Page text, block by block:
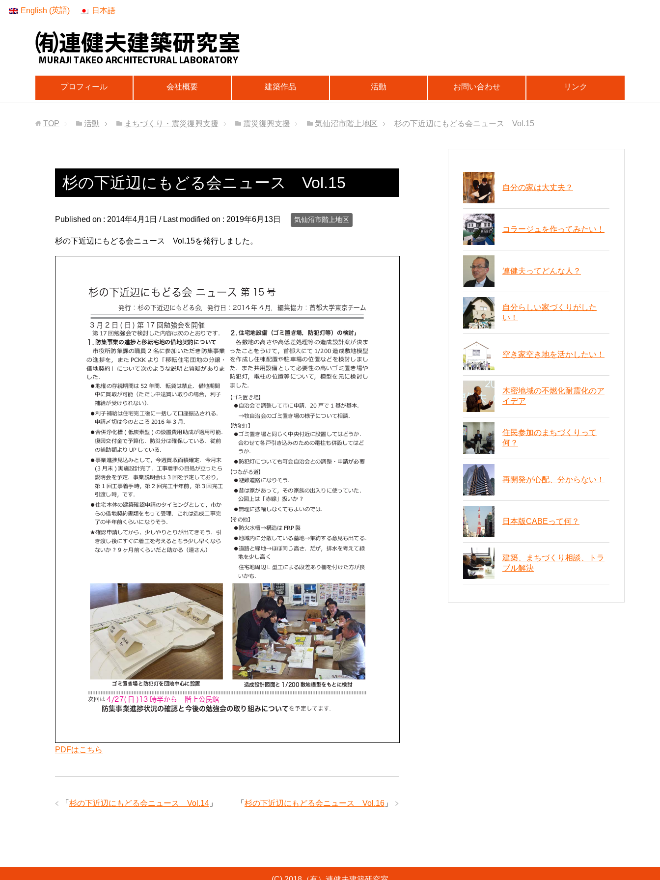
English (英語) 日本語
プロフィール 会社概要 建築作品 活動 お問い合わせ リンク
TOP 活動 まちづくり・震災復興支援 震災復興支援 気仙沼市階上地区 杉の下近辺にもどる会ニュース Vol.15
杉の下近辺にもどる会ニュース Vol.15
Published on : 2014年4月1日 / Last modified on : 2019年6月13日 気仙沼市階上地区
杉の下近辺にもどる会ニュース Vol.15を発行しました。
PDFはこちら
「 杉の下近辺にもどる会ニュース Vol.16 」
「 杉の下近辺にもどる会ニュース Vol.14 」
自分の家は大丈夫？
コラージュを作ってみたい！
連健夫ってどんな人？
自分らしい家づくりがした
い！
空き家空き地を活かしたい！
木密地域の不燃化耐震化のア
イデア
住民参加のまちづくりって
何？
再開発が心配、分からない！
日本版CABEって何？
建築、まちづくり相談、トラ
ブル解決